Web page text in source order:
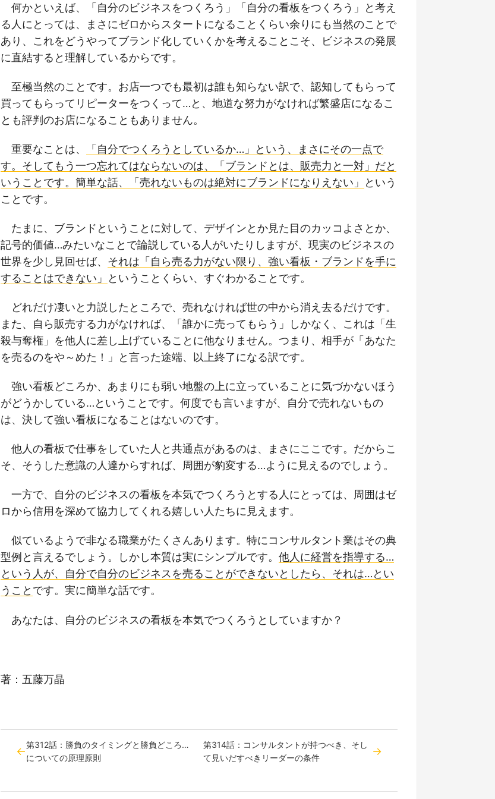
何かといえば、「自分のビジネスをつくろう」「自分の看板をつくろう」と考え
る人にとっては、まさにゼロからスタートになることくらい余りにも当然のことで
あり、これをどうやってブランド化していくかを考えることこそ、ビジネスの発展
に直結すると理解しているからです。
至極当然のことです。お店一つでも最初は誰も知らない訳で、認知してもらって
買ってもらってリピーターをつくって…と、地道な努力がなければ繁盛店になるこ
とも評判のお店になることもありません。
重要なことは、
「自分でつくろうとしているか…」という、まさにその一点で
す。そしてもう一つ忘れてはならないのは、「ブランドとは、販売力と一対」だと
いうことです。簡単な話、「売れないものは絶対にブランドになりえない」
という
ことです。
たまに、ブランドということに対して、デザインとか見た目のカッコよさとか、
記号的価値…みたいなことで論説している人がいたりしますが、現実のビジネスの
世界を少し見回せば、 それは「自ら売る力がない限り、強い看板・ブランドを手に
することはできない」
ということくらい、すぐわかることです。
どれだけ凄いと力説したところで、売れなければ世の中から消え去るだけです。
また、自ら販売する力がなければ、「誰かに売ってもらう」しかなく、これは「生
殺与奪権」を他人に差し上げていることに他なりません。つまり、相手が「あなた
を売るのをや～めた！」と言った途端、以上終了になる訳です。
強い看板どころか、あまりにも弱い地盤の上に立っていることに気づかないほう
がどうかしている…ということです。何度でも言いますが、自分で売れないもの
は、決して強い看板になることはないのです。
他人の看板で仕事をしていた人と共通点があるのは、まさにここです。だからこ
そ、そうした意識の人達からすれば、周囲が豹変する…ように見えるのでしょう。
一方で、自分のビジネスの看板を本気でつくろうとする人にとっては、周囲はゼ
ロから信用を深めて協力してくれる嬉しい人たちに見えます。
似ているようで非なる職業がたくさんあります。特にコンサルタント業はその典
型例と言えるでしょう。しかし本質は実にシンプルです。 他人に経営を指導する…
という人が、自分で自分のビジネスを売ることができないとしたら、それは…とい
うこと です。実に簡単な話です。
あなたは、自分のビジネスの看板を本気でつくろうとしていますか？
著：五藤万晶
第312話：勝負のタイミングと勝負どころ…
についての原理原則
第314話：コンサルタントが持つべき、そし
て見いだすべきリーダーの条件